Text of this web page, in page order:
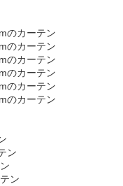
のカーテン
のカーテン
のカーテン
のカーテン
のカーテン
のカーテン
ン
ン